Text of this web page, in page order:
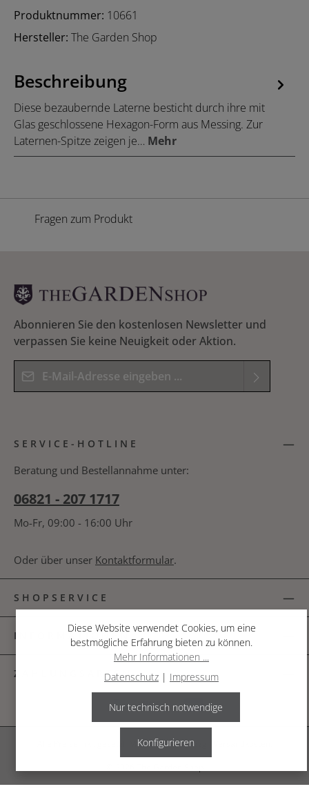
Produktnummer: 10661
Hersteller: The Garden Shop
Beschreibung
Diese bezaubernde Laterne besticht durch ihre mit
Glas geschlossene Hexagon-Form aus Messing. Zur
Laternen-Spitze zeigen je… Mehr
Fragen zum Produkt
Abonnieren Sie den kostenlosen Newsletter und
verpassen Sie keine Neuigkeit oder Aktion.
E-Mail-Adresse*
Kenntnis genommen und die
Bitte geben Sie das Ergebnis der Gleichung in das
nachfolgende Textfeld ein. *
SERVICE-HOTLINE
Beratung und Bestellannahme unter:
06821 - 207 1717
Mo-Fr, 09:00 - 16:00 Uhr
Oder über unser Kontaktformular.
SHOPSERVICE
INFORMATIONEN
ZAHLUNGSARTEN
Alle Preise inkl. gesetzl. Mehrwertsteuer zzgl.
Diese Website verwendet Cookies, um eine
bestmögliche Erfahrung bieten zu können.
Mehr Informationen ...
Datenschutz | Impressum
Nur technisch notwendige
Konfigurieren